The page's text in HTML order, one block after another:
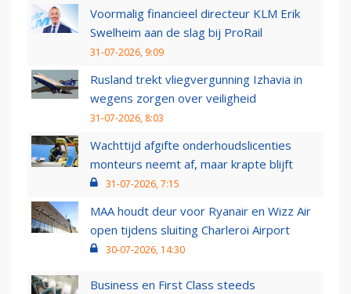
Voormalig financieel directeur KLM Erik
Swelheim aan de slag bij ProRail
31-07-2026, 9:09
Rusland trekt vliegvergunning Izhavia in
wegens zorgen over veiligheid
31-07-2026, 8:03
Wachttijd afgifte onderhoudslicenties
monteurs neemt af, maar krapte blijft
31-07-2026, 7:15
MAA houdt deur voor Ryanair en Wizz Air
open tijdens sluiting Charleroi Airport
30-07-2026, 14:30
Business en First Class steeds